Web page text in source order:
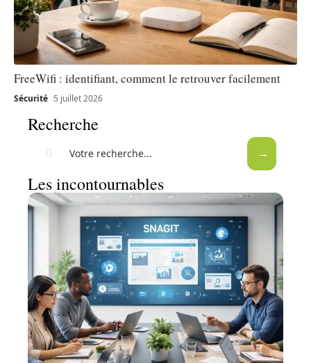
FreeWifi : identifiant, comment le retrouver facilement
Sécurité 5 juillet 2026
Recherche
Les incontournables